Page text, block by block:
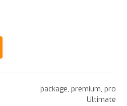
package, premium, pro
Ultimate